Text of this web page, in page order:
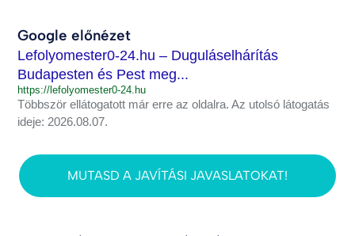
Google előnézet
Lefolyomester0-24.hu – Duguláselhárítás
Budapesten és Pest meg...
https://lefolyomester0-24.hu
Többször ellátogatott már erre az oldalra. Az utolsó látogatás
ideje: 2026.08.07.
MUTASD A JAVÍTÁSI JAVASLATOKAT!